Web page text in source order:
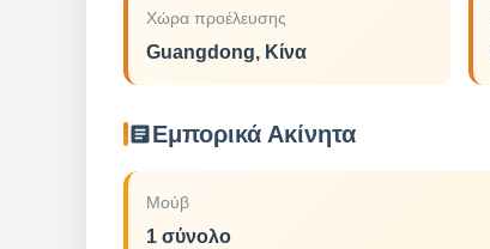
Χώρα προέλευσης
Guangdong, Κίνα
Εμπορικά Ακίνητα
Μούβ
1 σύνολο